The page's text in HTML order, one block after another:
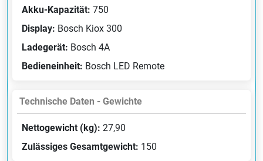
Akku-Kapazität: 750
Display: Bosch Kiox 300
Ladegerät: Bosch 4A
Bedieneinheit: Bosch LED Remote
Technische Daten - Gewichte
Nettogewicht (kg): 27,90
Zulässiges Gesamtgewicht: 150